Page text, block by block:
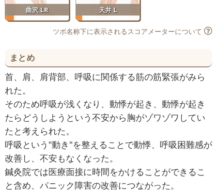
曲沢 LR 天井 L
ツボ名称下に表示されるスコアメーターについて
まとめ
首、肩、肩背部、呼吸に関係する筋の筋緊張がみら
れた。
そのため呼吸が浅くなり、動悸が起き、動悸が起き
たらどうしようという不安から胸がゾワゾワしてい
たと考えられた。
呼吸という"動き"を整えることで動悸、呼吸困難感が
改善し、不安もなくなった。
鍼灸院では医療面接に時間をかけることができるこ
と含め、パニック障害の改善につながった。